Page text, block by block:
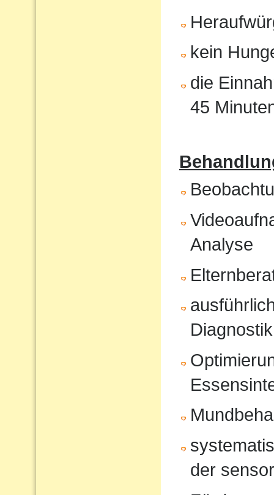
kein
die
45
Analyse
Diagnostik
der